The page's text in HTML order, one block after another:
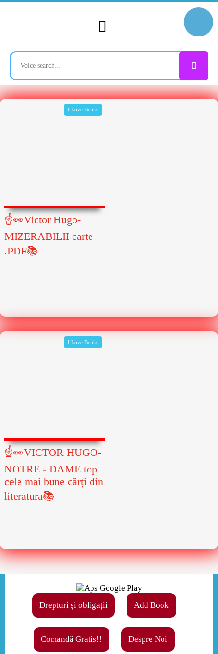
I Love Books
☝👀Victor Hugo-
MIZERABILII carte
.PDF📚
I Love Books
☝👀VICTOR HUGO-
NOTRE - DAME top
cele mai bune cărți din
literatura📚
Drepturi și obligații Add Book
Comandă Gratis!! Despre Noi